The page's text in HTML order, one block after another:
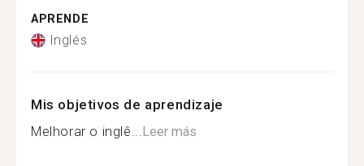
APRENDE
Inglés
Mis objetivos de aprendizaje
Melhorar o inglê...Leer más